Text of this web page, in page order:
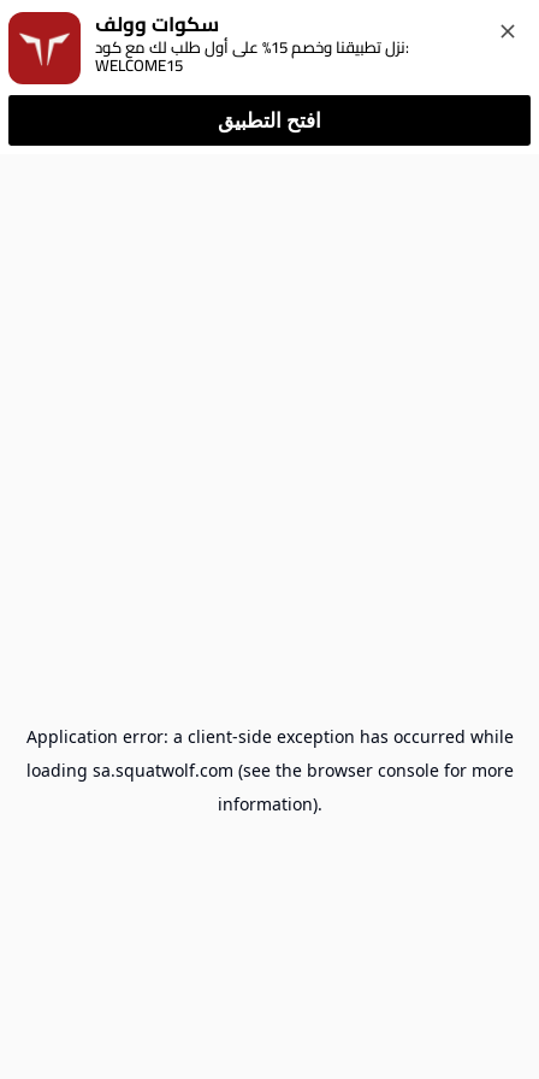
سكوات وولف
نزل تطبيقنا وخصم 15% على أول طلب لك مع كود:
WELCOME15
افتح التطبيق
Application error: a client-side exception has occurred while
loading sa.squatwolf.com (see the browser consolefor more
information).